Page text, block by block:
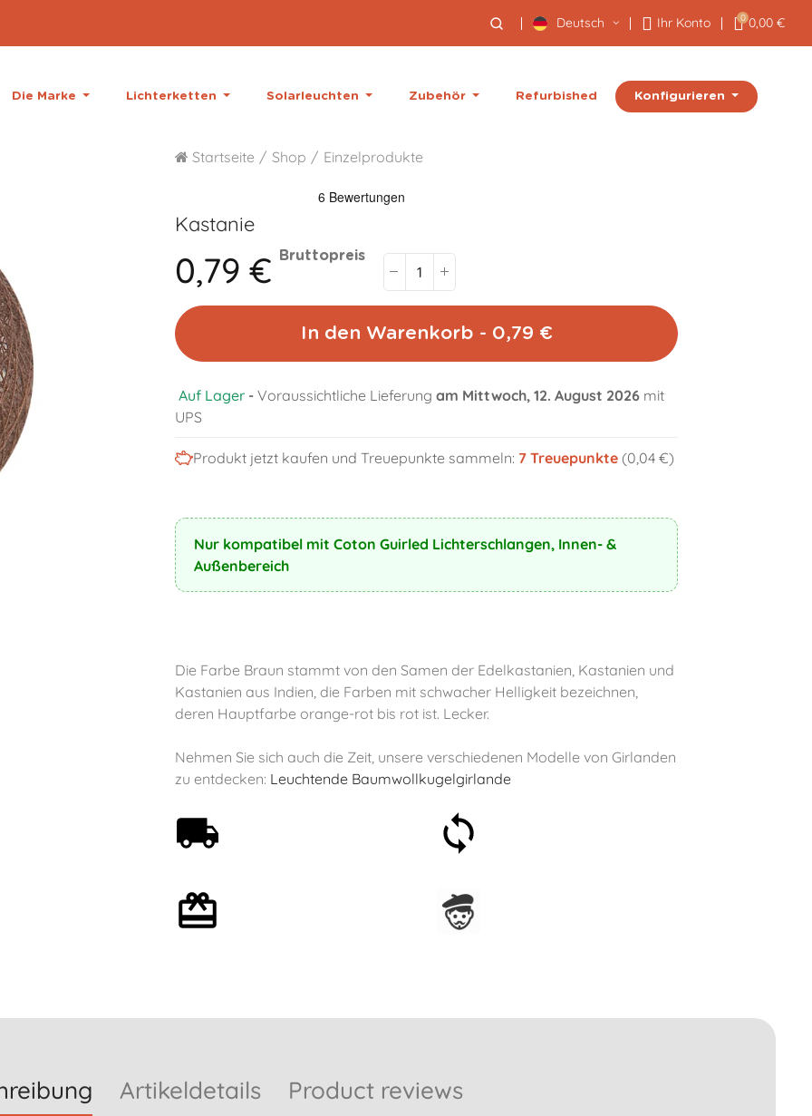
Deutsch Ihr Konto 0 0,00 €
Die Marke Lichterketten Solarleuchten Zubehör Refurbished Konfigurieren
Startseite Shop Einzelprodukte
Kastanie
0,79 € Bruttopreis
In den Warenkorb - 0,79 €
Auf Lager- Voraussichtliche Lieferung am Mittwoch, 12. August 2026 mit
UPS
Produkt jetzt kaufen und Treuepunkte sammeln: 7Treuepunkte (0,04 €)
Nur kompatibel mit Coton Guirled Lichterschlangen, Innen- &
Außenbereich
Die Farbe Braun stammt von den Samen der Edelkastanien, Kastanien und
Kastanien aus Indien, die Farben mit schwacher Helligkeit bezeichnen,
deren Hauptfarbe orange-rot bis rot ist. Lecker.
Nehmen Sie sich auch die Zeit, unsere verschiedenen Modelle von Girlanden
zu entdecken: Leuchtende Baumwollkugelgirlande
Artikeldetails Product reviews